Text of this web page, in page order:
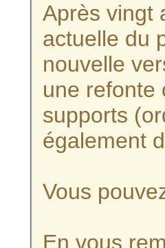
Après vingt
actuelle du
nouvelle
une refonte
supports
également
Vous
En vous